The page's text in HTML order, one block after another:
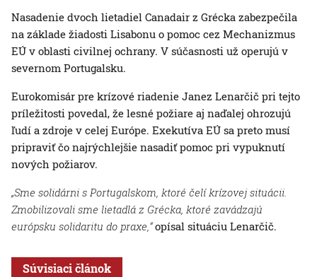
Nasadenie dvoch lietadiel Canadair z Grécka zabezpečila
na základe žiadosti Lisabonu o pomoc cez Mechanizmus
EÚ v oblasti civilnej ochrany. V súčasnosti už operujú v
severnom Portugalsku.
Eurokomisár pre krízové ​​riadenie Janez Lenarčič pri tejto
príležitosti povedal, že lesné požiare aj naďalej ohrozujú
ľudí a zdroje v celej Európe. Exekutíva EÚ sa preto musí
pripraviť čo najrýchlejšie nasadiť pomoc pri vypuknutí
nových požiarov.
„Sme solidárni s Portugalskom, ktoré čelí krízovej situácii.
Zmobilizovali sme lietadlá z Grécka, ktoré zavádzajú
európsku solidaritu do praxe,“opísal situáciu Lenarčič.
Súvisiaci článok